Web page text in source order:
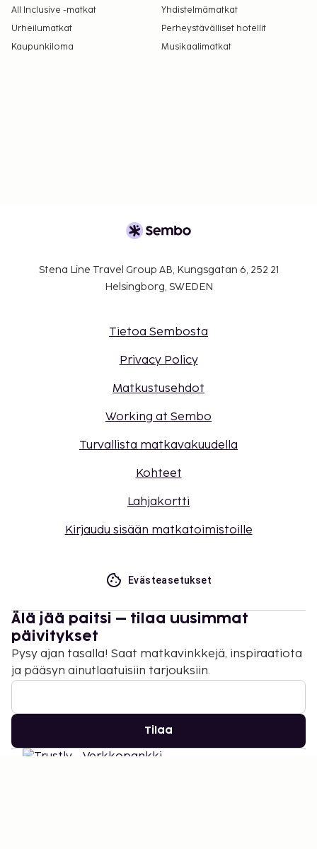
All Inclusive -matkat
Yhdistelmämatkat
Urheilumatkat
Perheystävälliset hotellit
Kaupunkiloma
Musikaalimatkat
Stena Line Travel Group AB, Kungsgatan 6, 252 21
Helsingborg, SWEDEN
Tietoa Sembosta
Privacy Policy
Matkustusehdot
Working at Sembo
Turvallista matkavakuudella
Kohteet
Lahjakortti
Kirjaudu sisään matkatoimistoille
Evästeasetukset
Älä jää paitsi – tilaa uusimmat
päivitykset
Pysy ajan tasalla! Saat matkavinkkejä, inspiraatiota
ja pääsyn ainutlaatuisiin tarjouksiin.
Tilaa